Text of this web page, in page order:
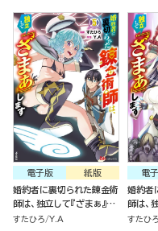
紙版
電子版
婚約者に裏切られた錬金術
師は、独立して『ざまぁ』し
ます（5）
すたひろ Y.A
電
婚約者
師は、
ます（4
すたひろ